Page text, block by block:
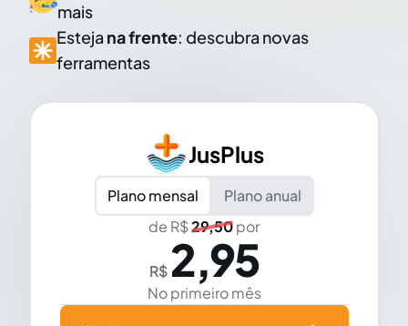
mais
Esteja na frente: descubra novas
ferramentas
JusPlus
Plano mensal
Plano anual
de R$29,50por
R$ 2,95
No primeiro mês